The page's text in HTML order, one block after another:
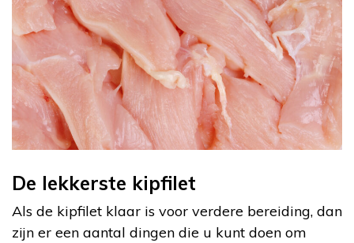
De lekkerste kipfilet
Als de kipfilet klaar is voor verdere bereiding, dan
zijn er een aantal dingen die u kunt doen om